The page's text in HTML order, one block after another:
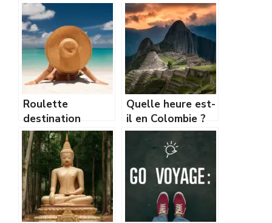
Roulette
destination
vacancesmania.co
m : trouvez votre
prochain voyage
idéal
Quelle heure est-
il en Colombie ?
Décalage horaire
et fuseau
expliqué